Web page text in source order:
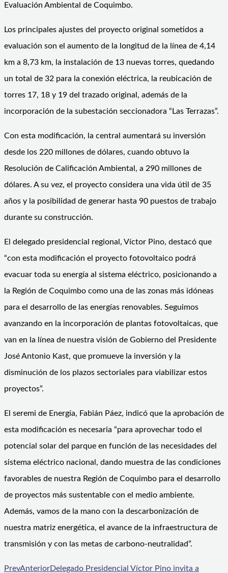
Evaluación Ambiental de Coquimbo.
Los principales ajustes del proyecto original sometidos a
evaluación son el aumento de la longitud de la línea de 4,14
km a 8,73 km, la instalación de 13 nuevas torres, quedando
un total de 32 para la conexión eléctrica, la reubicación de
torres 17, 18 y 19 del trazado original, además de la
incorporación de la subestación seccionadora “Las Terrazas”.
Con esta modificación, la central aumentará su inversión
desde los 220 millones de dólares, cuando obtuvo la
Resolución de Calificación Ambiental, a 290 millones de
dólares. A su vez, el proyecto considera una vida útil de 35
años y la posibilidad de generar hasta 90 puestos de trabajo
durante su construcción.
El delegado presidencial regional, Víctor Pino, destacó que
“con esta modificación el proyecto fotovoltaico podrá
evacuar toda su energía al sistema eléctrico, posicionando a
la Región de Coquimbo como una de las zonas más idóneas
para el desarrollo de las energías renovables. Seguimos
avanzando en la incorporación de plantas fotovoltaicas, que
van en la línea de nuestra visión de Gobierno del Presidente
José Antonio Kast, que promueve la inversión y la
disminución de los plazos sectoriales para viabilizar estos
proyectos”.
El seremi de Energía, Fabián Páez, indicó que la aprobación de
esta modificación es necesaria “para aprovechar todo el
potencial solar del parque en función de las necesidades del
sistema eléctrico nacional, dando muestra de las condiciones
favorables de nuestra Región de Coquimbo para el desarrollo
de proyectos más sustentable con el medio ambiente.
Además, vamos de la mano con la descarbonización de
nuestra matriz energética, el avance de la infraestructura de
transmisión y con las metas de carbono-neutralidad”.
PrevAnteriorDelegado Presidencial Víctor Pino invita a